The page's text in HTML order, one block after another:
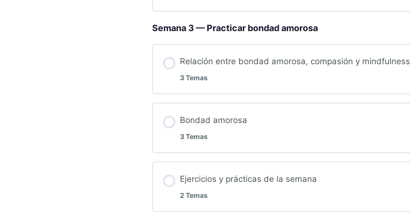
Semana 3 — Practicar bondad amorosa
Relación entre bondad amorosa, compasión y mindfulness
3 Temas
Bondad amorosa
3 Temas
Ejercicios y prácticas de la semana
2 Temas